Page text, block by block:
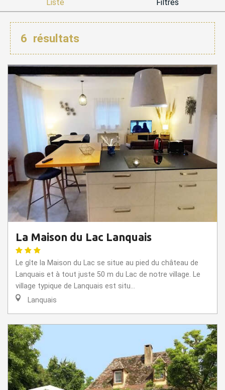
Liste Filtres
6 résultats
La Maison du Lac Lanquais
Le gîte la Maison du Lac se situe au pied du château de
Lanquais et à tout juste 50 m du Lac de notre village. Le
village typique de Lanquais est situ...
Lanquais